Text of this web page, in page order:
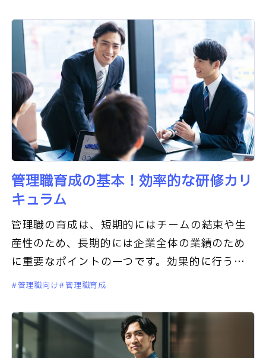
管理職育成の基本！効率的な研修カリ
キュラム
管理職の育成は、短期的にはチームの結束や生
産性のため、長期的には企業全体の業績のため
に重要なポイントの一つです。効果的に行う必
要があります。そして具体的な手段としては、
管理職向け 管理職育成